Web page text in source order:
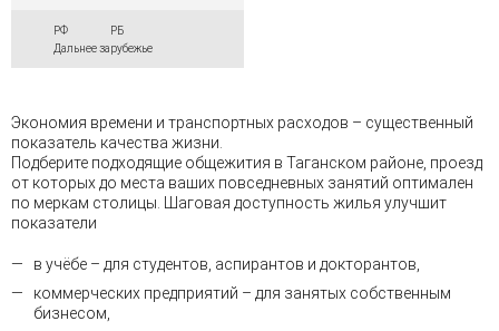
РФ
РБ
Дальнее зарубежье
Экономия времени и транспортных расходов – существенный
показатель качества жизни.
Подберите подходящие общежития в Таганском районе, проезд
от которых до места ваших повседневных занятий оптимален
по меркам столицы. Шаговая доступность жилья улучшит
показатели
в учёбе – для студентов, аспирантов и докторантов,
коммерческих предприятий – для занятых собственным
бизнесом,